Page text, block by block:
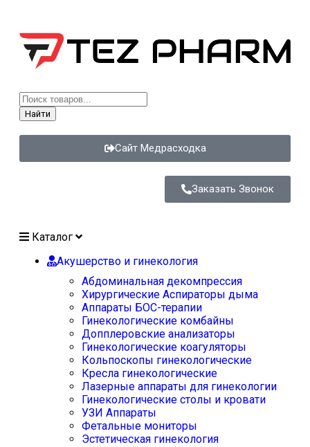
Найти
Сайт Медрасходка
Заказать Звонок
Каталог
Акушерство и гинекология
Абдоминальная декомпрессия
Хирургические Аспираторы дыма
Аппараты БОС-терапии
Гинекологические комбайны
Допплеровские анализаторы
Гинекологические коагуляторы
Кольпоскопы гинекологические
Кресла гинекологические
Лазерные аппараты для гинекологии
Гинекологические столы и кровати
УЗИ Аппараты
Фетальные мониторы
Эстетическая гинекология